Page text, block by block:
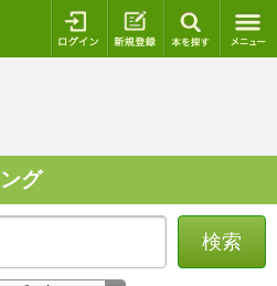
ログイン 新規登録
グ
検索